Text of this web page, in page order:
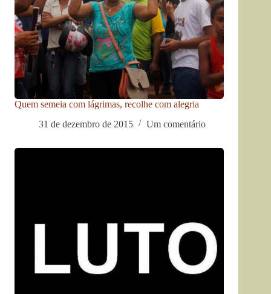
Quem semeia com lágrimas, recolhe com alegria
31 de dezembro de 2015
Um comentário